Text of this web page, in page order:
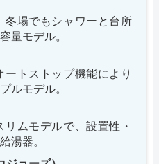
冬場でもシャワーと台所
量モデル。
トストップ機能により
ルモデル。
ムモデルで、設置性・
湯器。